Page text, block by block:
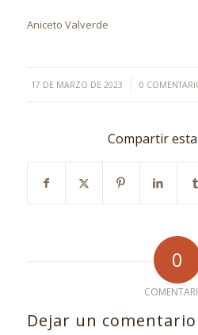
Aniceto Valverde
17 DE MARZO DE 2023
/ 0 /
Compartir
0
Dejar un comentario